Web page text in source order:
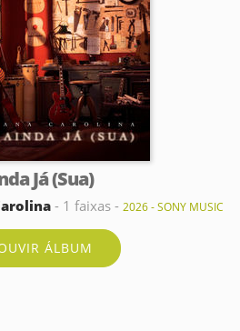
Já (Sua)
- 1 faixas - 2026 - SONY MUSIC
ÁLBUM